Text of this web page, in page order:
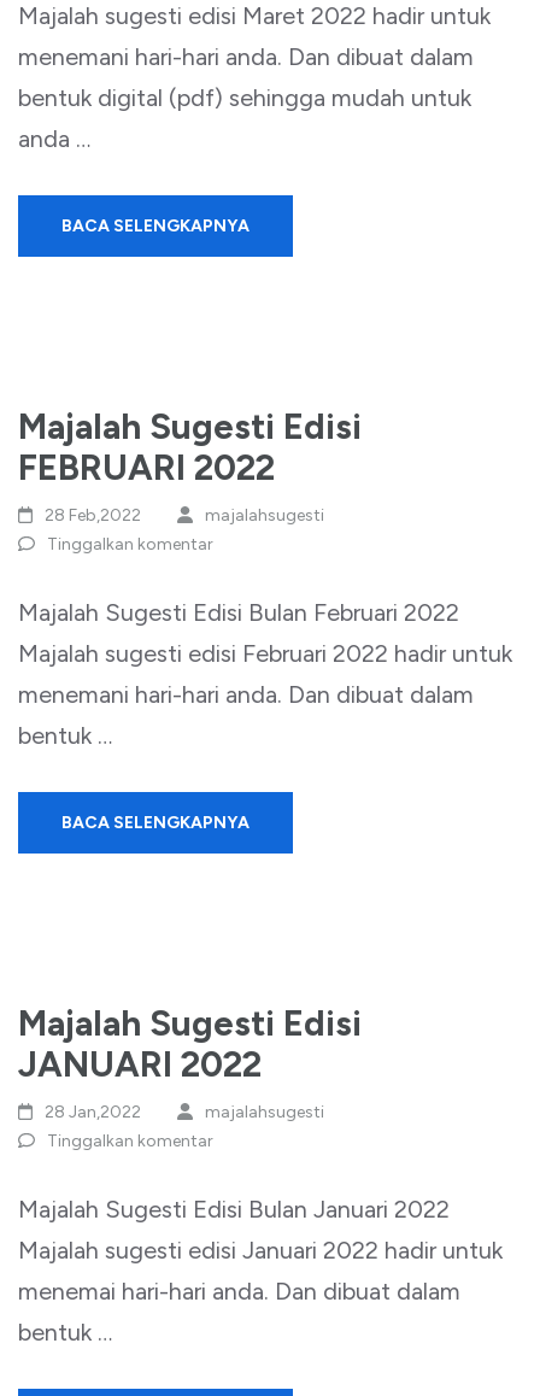
Majalah sugesti edisi Maret 2022 hadir untuk
menemani hari-hari anda. Dan dibuat dalam
bentuk digital (pdf) sehingga mudah untuk
anda …
BACA SELENGKAPNYA
Majalah Sugesti Edisi
FEBRUARI 2022
28 Feb,2022
majalahsugesti
Tinggalkan komentar
Majalah Sugesti Edisi Bulan Februari 2022
Majalah sugesti edisi Februari 2022 hadir untuk
menemani hari-hari anda. Dan dibuat dalam
bentuk …
BACA SELENGKAPNYA
Majalah Sugesti Edisi
JANUARI 2022
28 Jan,2022
majalahsugesti
Tinggalkan komentar
Majalah Sugesti Edisi Bulan Januari 2022
Majalah sugesti edisi Januari 2022 hadir untuk
menemai hari-hari anda. Dan dibuat dalam
bentuk …